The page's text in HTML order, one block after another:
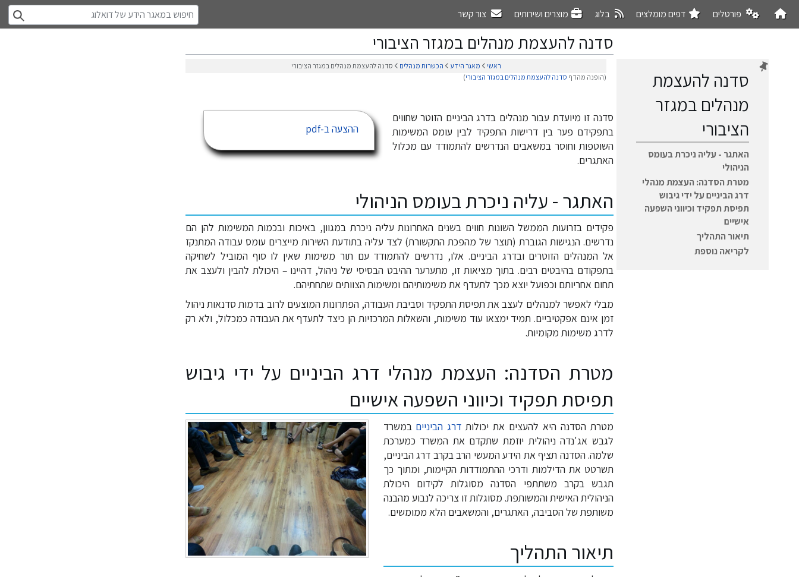
פורטלים דפים מומלצים בלוג מוצרים ושירותים צור קשר
סדנה להעצמת מנהלים במגזר הציבורי
ראשי מאגר הידע הכשרות מנהלים
סדנה להעצמת מנהלים במגזר הציבורי
(הופנה מהדף סדנה להעצמת מנהלים במגזר הציבורי)
לניווט
לחיפוש
ההצעה ב-pdf
סדנה זו מיועדת עבור מנהלים בדרג הביניים הזוטר שחווים
בתפקידם פער בין דרישות התפקיד לבין עומס המשימות
השוטפות וחוסר במשאבים הנדרשים להתמודד עם מכלול
האתגרים.
סדנה להעצמת
מנהלים במגזר
הציבורי
האתגר - עליה ניכרת בעומס
הניהולי
מטרת הסדנה: העצמת מנהלי
דרג הביניים על ידי גיבוש
תפיסת תפקיד וכיווני השפעה
אישיים
תיאור התהליך
לקריאה נוספת
האתגר - עליה ניכרת בעומס הניהולי
פקידים בזרועות הממשל השונות חווים בשנים האחרונות עליה ניכרת במגוון, באיכות ובכמות המשימות להן הם
נדרשים. הנגישות הגוברת (תוצר של מהפכת התקשורת) לצד עליה בתודעת השירות מייצרים עומס עבודה המתנקז
אל המנהלים הזוטרים ובדרג הביניים. אלו, נדרשים להתמודד עם תור משימות שאין לו סוף המוביל לשחיקה
בתפקודם בהיבטים רבים. בתוך מציאות זו, מתערער ההיבט הבסיסי של ניהול, דהיינו – היכולת להבין ולעצב את
תחום אחריותם וכפועל יוצא מכך לתעדף את משימותיהם ומשימות הצוותים שתחתיהם.
מבלי לאפשר למנהלים לעצב את תפיסת התפקיד וסביבת העבודה, הפתרונות המוצעים לרוב בדמות סדנאות ניהול
זמן אינם אפקטיביים. תמיד ימצאו עוד משימות, והשאלות המרכזיות הן כיצד לתעדף את העבודה כמכלול, ולא רק
לדרג משימות מקומיות.
מטרת הסדנה: העצמת מנהלי דרג הביניים על ידי גיבוש
תפיסת תפקיד וכיווני השפעה אישיים
מטרת הסדנה היא להעצים את יכולות דרג הביניים במשרד
לגבש אג'נדה ניהולית יוזמת שתקדם את המשרד כמערכת
שלמה. הסדנה תציף את הידע המעשי הרב בקרב דרג הביניים,
תשרטט את הדילמות ודרכי ההתמודדות הקיימות, ומתוך כך
תגבש בקרב משתתפי הסדנה מסוגלות לקידום היכולת
הניהולית האישית והמשותפת. מסוגלות זו צריכה לנבוע מהבנה
משותפת של הסביבה, האתגרים, והמשאבים הלא ממומשים.
תיאור התהליך